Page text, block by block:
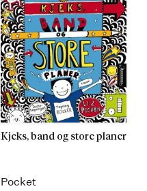
Kjeks, band og store planer
Pocket